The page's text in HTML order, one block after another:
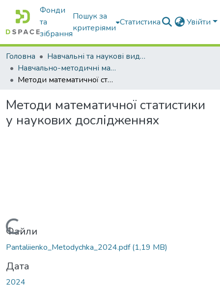
Фонди
та
зібрання
Пошук за
критеріями
Статистика Увійти
Головна
Навчальні та наукові видання
Навчально-методичні матеріали
Методи математичної статистики у наукових дослідженнях
Методи математичної статистики
у наукових дослідженнях
Вантажиться...
Файли
Pantaliienko_Metodychka_2024.pdf(1,19 MB)
Дата
2024